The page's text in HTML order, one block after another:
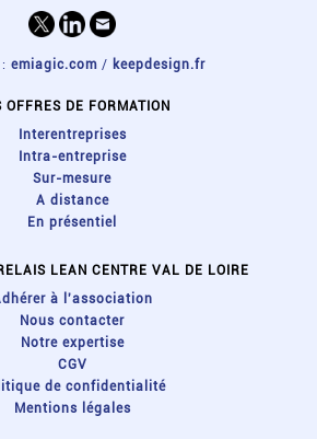
emiagic.com / keepdesign.fr
OFFRES DE FORMATION
Interentreprises
Intra-entreprise
Sur-mesure
A distance
En présentiel
LEAN CENTRE VAL DE LOIRE
à l'association
Nous contacter
Notre expertise
CGV
de confidentialité
Mentions légales